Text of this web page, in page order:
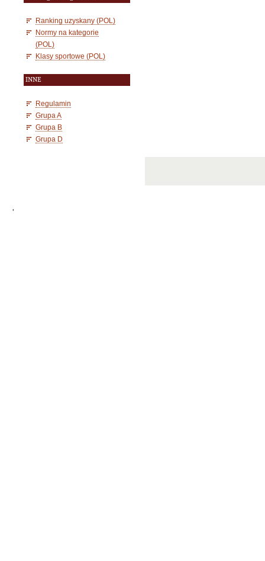
Ranking uzyskany (POL)
Normy na kategorie
(POL)
Klasy sportowe (POL)
INNE
Regulamin
Grupa A
Grupa B
Grupa D
'